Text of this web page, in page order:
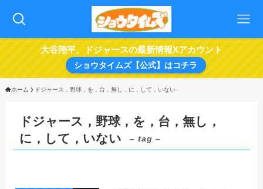
大谷翔平、ドジャースの最新情報Xアカウント
ショウタイムズ【公式】はコチラ
ホーム ドジャース，野球，を，台，無し，に，して，いない
ドジャース，野球，を，台，無し，
に，して，いない
– tag –